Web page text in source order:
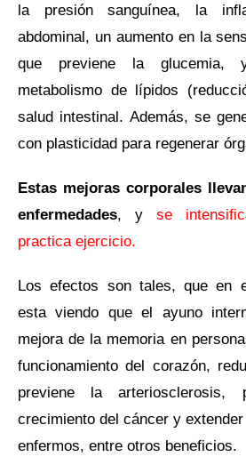
la presión sanguínea, la
abdominal, un aumento en la
que previene la
metabolismo de lípidos
salud intestinal. Además, se
con plasticidad para regenerar
Estas mejoras corporales
enfermedades, y se
practica ejercicio.
Los efectos son tales, que en
esta viendo que el ayuno
mejora de la memoria en
funcionamiento del corazón,
previene la arteriosclerosis,
crecimiento del cáncer y
enfermos, entre otros beneficios.